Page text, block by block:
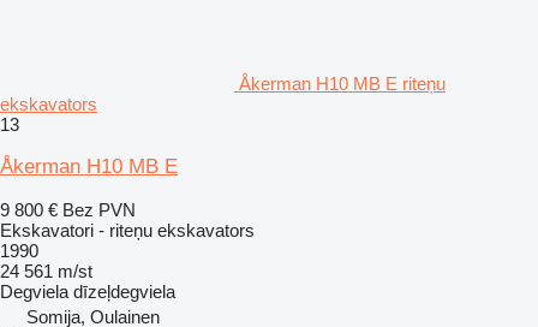
Åkerman H10 MB E riteņu
ekskavators
13
Åkerman H10 MB E
9 800 € Bez PVN
Ekskavatori - riteņu ekskavators
1990
24 561 m/st
Degviela dīzeļdegviela
Somija, Oulainen